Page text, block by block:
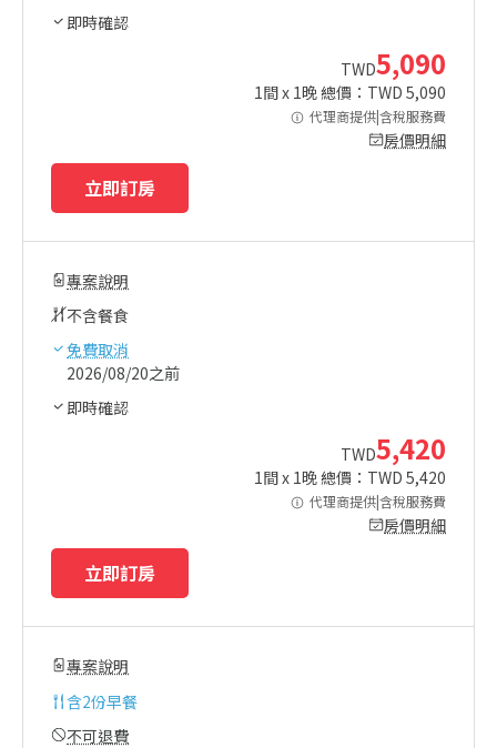
即時確認
TWD5,090
1間 x 1晚 總價：TWD 5,090
代理商提供|含稅服務費
房價明細
立即訂房
專案說明
不含餐食
免費取消
2026/08/20之前
即時確認
TWD5,420
1間 x 1晚 總價：TWD 5,420
代理商提供|含稅服務費
房價明細
立即訂房
專案說明
含2份早餐
不可退費